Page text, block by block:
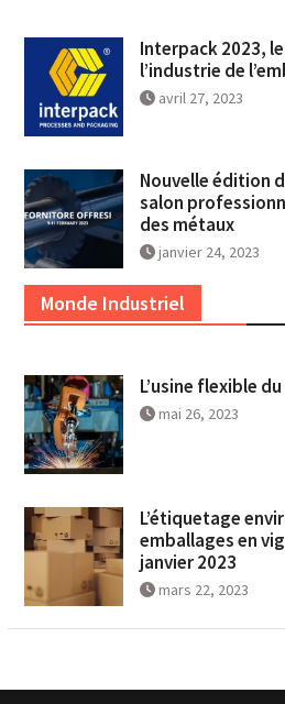
Interpack 2023,
l’industrie de
avril 27, 2023
Nouvelle édition
salon
des métaux
janvier 24, 2023
Monde Industriel
L’usine flexible
mai 26, 2023
L’étiquetage
emballages en
janvier 2023
mars 22, 2023